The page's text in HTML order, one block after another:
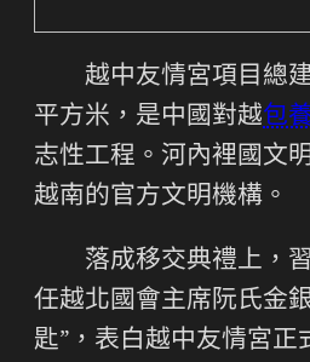
越中友情宮項目總
平方米，是中國對越包
志性工程。河內裡國文
越南的官方文明機構。
落成移交典禮上，
任越北國會主席阮氏金
匙”，表白越中友情宮正